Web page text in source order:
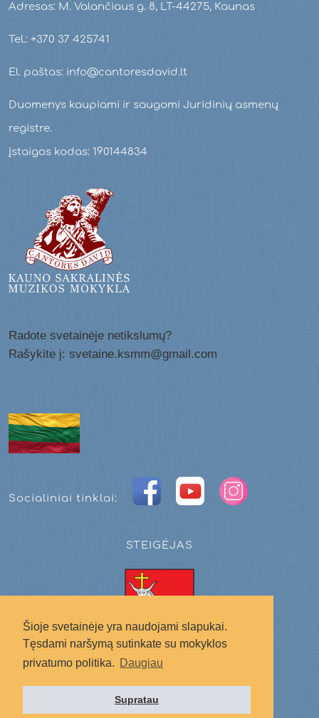
Šioje svetainėje yra naudojami slapukai.
Tęsdami naršymą sutinkate su mokyklos
privatumo politika. Daugiau
Supratau
Adresas: M. Valančiaus g. 8, LT-44275, Kaunas
Tel.: +370 37 425741
El. paštas: info@cantoresdavid.lt
Duomenys kaupiami ir saugomi Juridinių asmenų
registre.
Įstaigos kodas: 190144834
Radote svetainėje netikslumų?
Rašykite į: svetaine.ksmm@gmail.com
Socialiniai tinklai:
STEIGĖJAS
Kauno miesto savivaldybė